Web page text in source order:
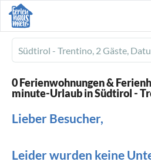
Ferienhausmiete
logo
0 Ferienwohnungen &
minute-Urlaub in Südtirol -
Lieber Besucher,
Leider wurden keine